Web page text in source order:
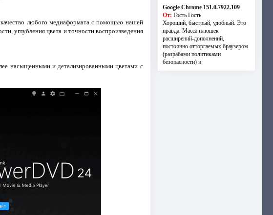
любого медиаформата с помощью нашей
углубления цвета и точности воспроизведения
насыщенными и детализированными цветами с
Google Chrome 151.0.7922.109
От: Гость Гость
Хороший, быстрый, удобный. Это
правда. Масса плюшек
расширений-дополнений,
постоянно отторгаемых браузером
(разрабами политиками
безопасности) и